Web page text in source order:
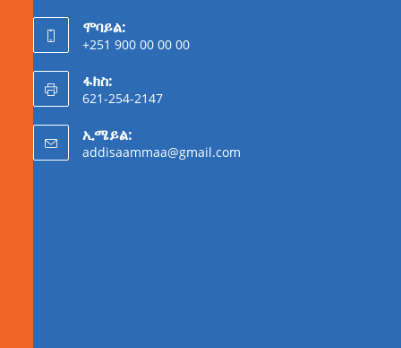
ሞባይል:
+251 900 00 00 00
ፋክስ:
621-254-2147
ኢሜይል:
addisaammaa@gmail.com